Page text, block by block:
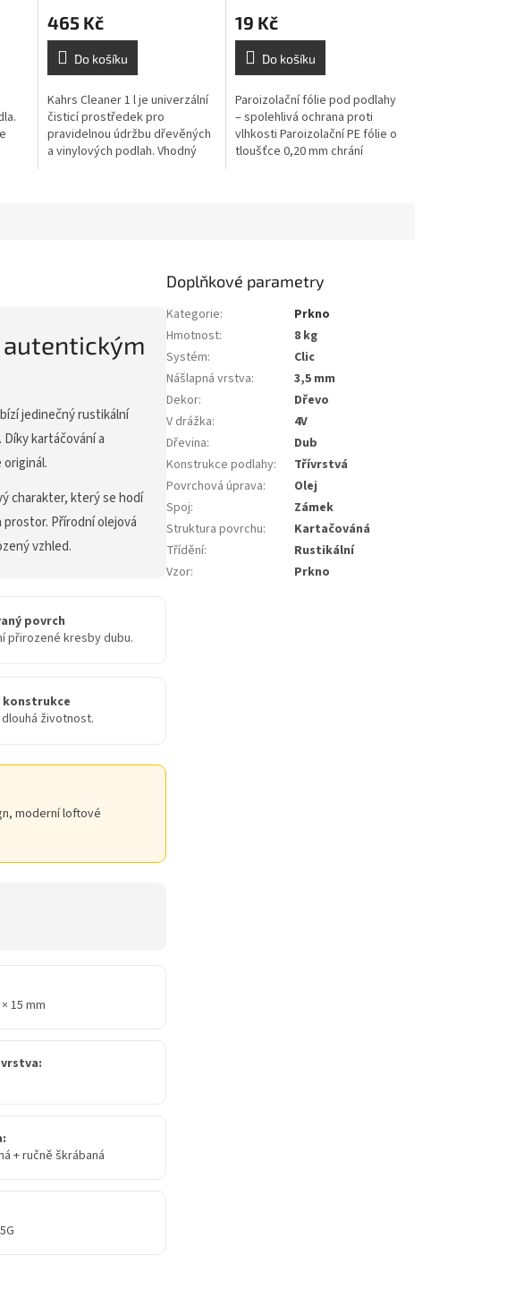
465 Kč
Do košíku
Kahrs Cleaner 1 l je univerzální
čisticí prostředek pro
pravidelnou údržbu dřevěných
a vinylových podlah. Vhodný
19 Kč
Do košíku
Paroizolační fólie pod podlahy
– spolehlivá ochrana proti
vlhkosti Paroizolační PE fólie o
tloušťce 0,20 mm chrání
autentickým
jedinečný rustikální
kartáčování a
charakter, který se hodí
Přírodní olejová
vzhled.
povrch
přirozené kresby dubu.
životnost.
moderní loftové
15 mm
+ ručně škrábaná
Doplňkové parametry
Kategorie:
Prkno
Hmotnost:
8 kg
Systém:
Clic
Nášlapná vrstva:
3,5 mm
Dekor:
Dřevo
V drážka:
4V
Dřevina:
Dub
Konstrukce podlahy:
Třívrstvá
Povrchová úprava:
Olej
Spoj:
Zámek
Struktura povrchu:
Kartačováná
Třídění:
Rustikální
Vzor: Prkno